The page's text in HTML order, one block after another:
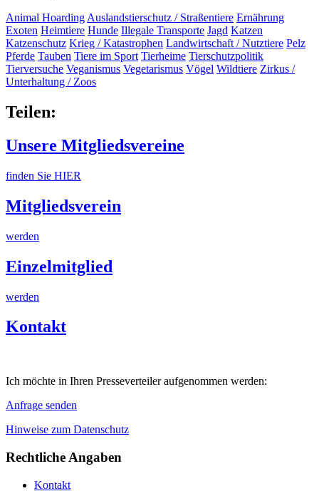
Animal Hoarding Auslandstierschutz / Straßentiere Ernährung
Exoten Heimtiere Hunde Illegale Transporte Jagd Katzen
Katzenschutz Krieg / Katastrophen Landwirtschaft / Nutztiere Pelz
Pferde Tauben Tiere im Sport Tierheime Tierschutzpolitik
Tierversuche Veganismus Vegetarismus Vögel Wildtiere Zirkus /
Unterhaltung / Zoos
Teilen:
Unsere Mitgliedsvereine
finden Sie HIER
Mitgliedsverein
werden
Einzelmitglied
werden
Kontakt
Ich möchte in Ihren Presseverteiler aufgenommen werden:
Anfrage senden
Hinweise zum Datenschutz
Rechtliche Angaben
Kontakt